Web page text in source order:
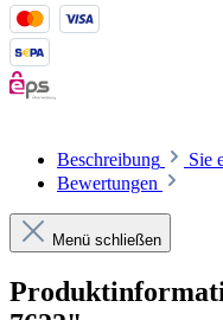
Beschreibung
Sie
Bewertungen
Menü schließen